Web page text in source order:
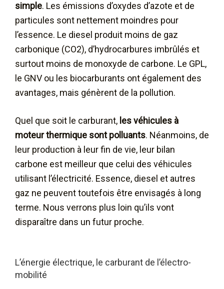
simple. Les émissions d’oxydes d’azote et de
particules sont nettement moindres pour
l’essence. Le diesel produit moins de gaz
carbonique (CO2), d’hydrocarbures imbrûlés et
surtout moins de monoxyde de carbone. Le GPL,
le GNV ou les biocarburants ont également des
avantages, mais génèrent de la pollution.
Quel que soit le carburant, les véhicules à
moteur thermique sont polluants. Néanmoins, de
leur production à leur fin de vie, leur bilan
carbone est meilleur que celui des véhicules
utilisant l’électricité. Essence, diesel et autres
gaz ne peuvent toutefois être envisagés à long
terme. Nous verrons plus loin qu’ils vont
disparaître dans un futur proche.
L’énergie électrique, le carburant de l’électro-
mobilité